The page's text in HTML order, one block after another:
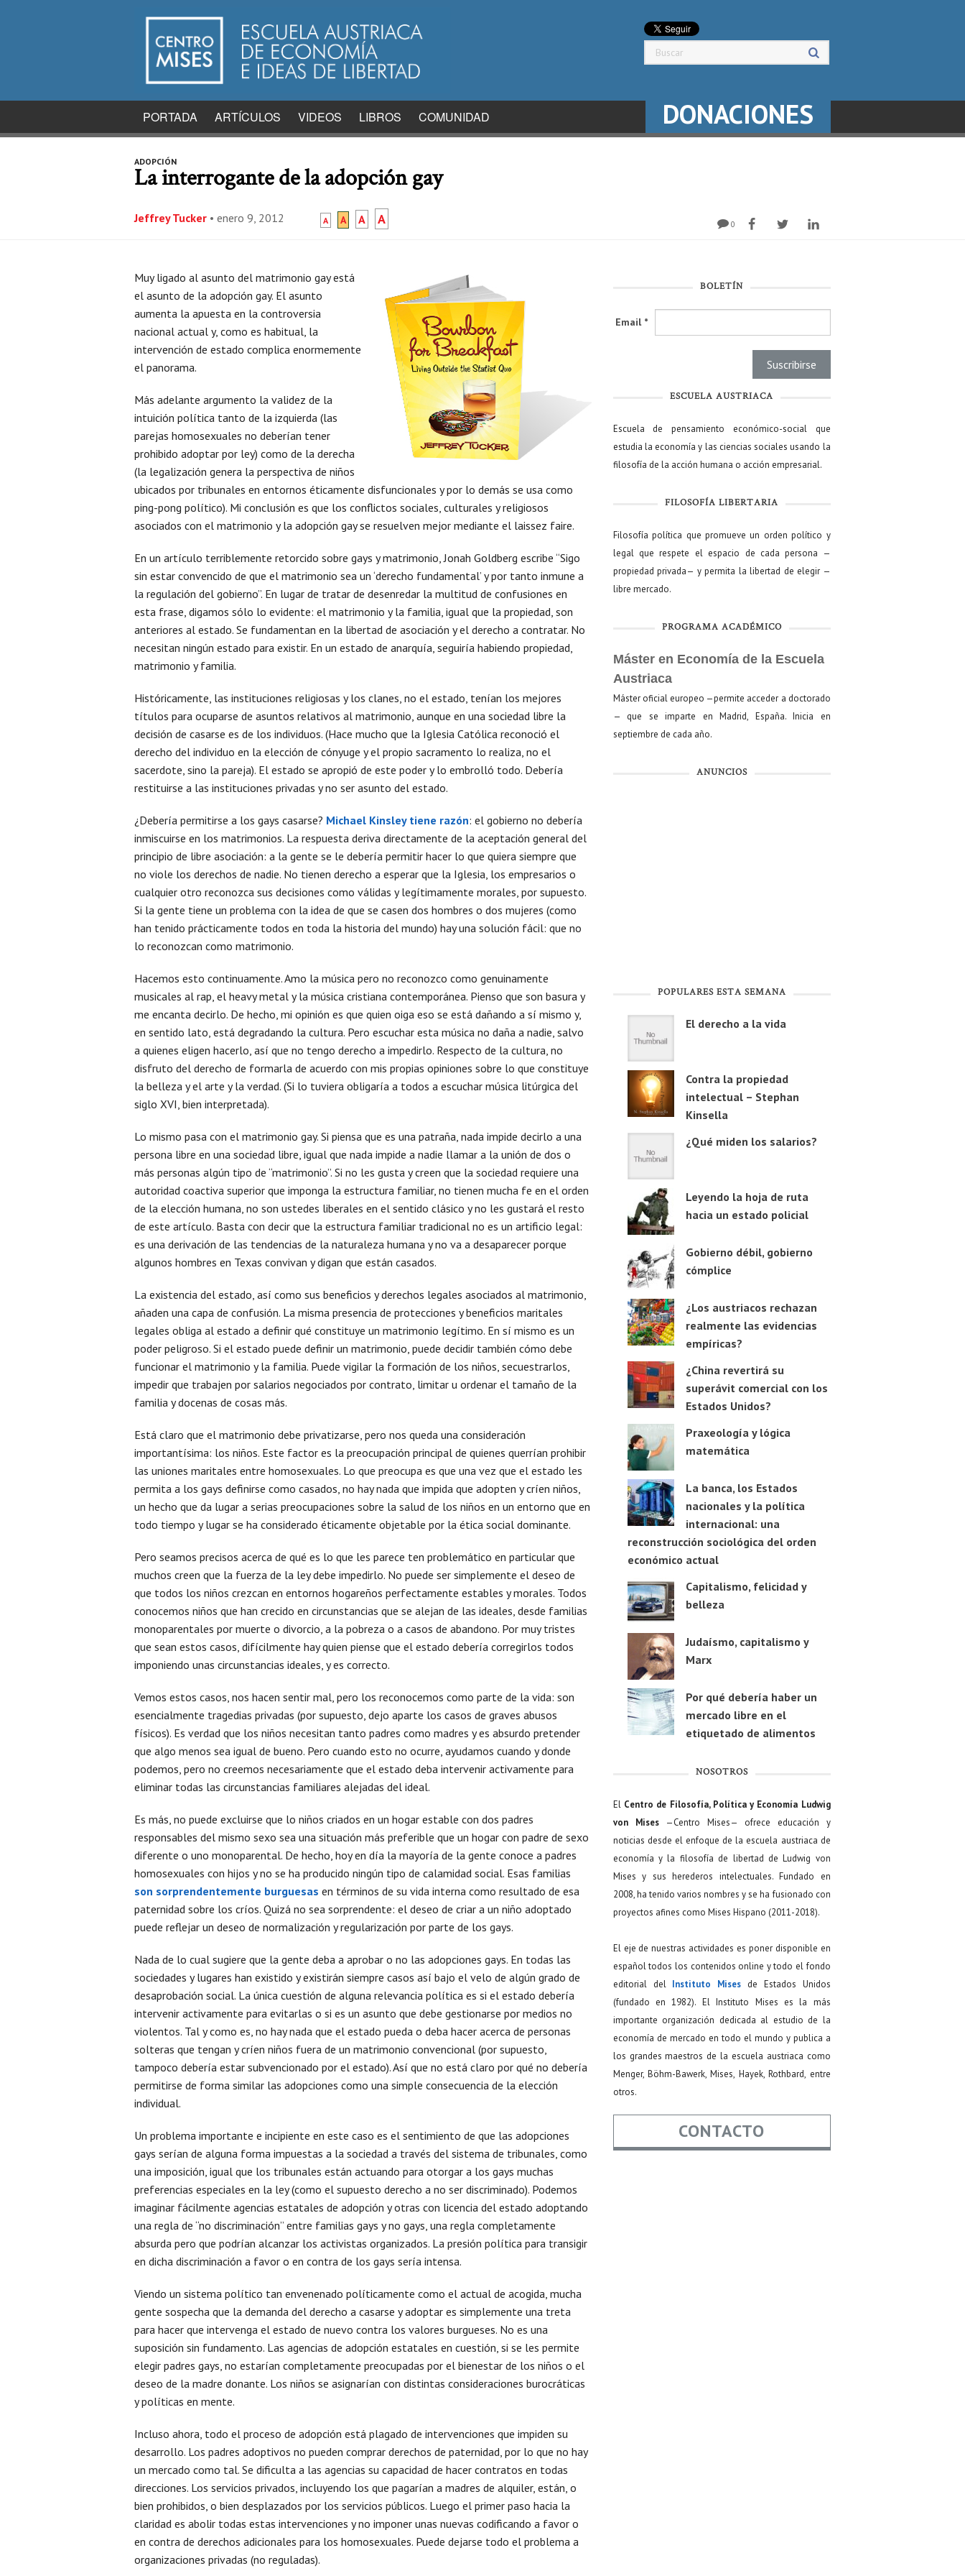
PORTADA ARTÍCULOS VIDEOS LIBROS COMUNIDAD DONACIONES
ADOPCIÓN
La interrogante de la adopción gay
Jeffrey Tucker • enero 9, 2012 A A A A 0
Muy ligado al asunto del matrimonio gay está
el asunto de la adopción gay. El asunto
aumenta la apuesta en la controversia
nacional actual y, como es habitual, la
intervención de estado complica enormemente
el panorama.
Más adelante argumento la validez de la
intuición política tanto de la izquierda (las
parejas homosexuales no deberían tener
prohibido adoptar por ley) como de la derecha
(la legalización genera la perspectiva de niños
ubicados por tribunales en entornos éticamente disfuncionales y por lo demás se usa como
ping-pong político). Mi conclusión es que los conflictos sociales, culturales y religiosos
asociados con el matrimonio y la adopción gay se resuelven mejor mediante el laissez faire.
En un artículo terriblemente retorcido sobre gays y matrimonio, Jonah Goldberg escribe “Sigo
sin estar convencido de que el matrimonio sea un ‘derecho fundamental’ y por tanto inmune a
la regulación del gobierno”. En lugar de tratar de desenredar la multitud de confusiones en
esta frase, digamos sólo lo evidente: el matrimonio y la familia, igual que la propiedad, son
anteriores al estado. Se fundamentan en la libertad de asociación y el derecho a contratar. No
necesitan ningún estado para existir. En un estado de anarquía, seguiría habiendo propiedad,
matrimonio y familia.
Históricamente, las instituciones religiosas y los clanes, no el estado, tenían los mejores
títulos para ocuparse de asuntos relativos al matrimonio, aunque en una sociedad libre la
decisión de casarse es de los individuos. (Hace mucho que la Iglesia Católica reconoció el
derecho del individuo en la elección de cónyuge y el propio sacramento lo realiza, no el
sacerdote, sino la pareja). El estado se apropió de este poder y lo embrolló todo. Debería
restituirse a las instituciones privadas y no ser asunto del estado.
¿Debería permitirse a los gays casarse? Michael Kinsley tiene razón: el gobierno no debería
inmiscuirse en los matrimonios. La respuesta deriva directamente de la aceptación general del
principio de libre asociación: a la gente se le debería permitir hacer lo que quiera siempre que
no viole los derechos de nadie. No tienen derecho a esperar que la Iglesia, los empresarios o
cualquier otro reconozca sus decisiones como válidas y legítimamente morales, por supuesto.
Si la gente tiene un problema con la idea de que se casen dos hombres o dos mujeres (como
han tenido prácticamente todos en toda la historia del mundo) hay una solución fácil: que no
lo reconozcan como matrimonio.
Hacemos esto continuamente. Amo la música pero no reconozco como genuinamente
musicales al rap, el heavy metal y la música cristiana contemporánea. Pienso que son basura y
me encanta decirlo. De hecho, mi opinión es que quien oiga eso se está dañando a sí mismo y,
en sentido lato, está degradando la cultura. Pero escuchar esta música no daña a nadie, salvo
a quienes eligen hacerlo, así que no tengo derecho a impedirlo. Respecto de la cultura, no
disfruto del derecho de formarla de acuerdo con mis propias opiniones sobre lo que constituye
la belleza y el arte y la verdad. (Si lo tuviera obligaría a todos a escuchar música litúrgica del
siglo XVI, bien interpretada).
Lo mismo pasa con el matrimonio gay. Si piensa que es una patraña, nada impide decirlo a una
persona libre en una sociedad libre, igual que nada impide a nadie llamar a la unión de dos o
más personas algún tipo de “matrimonio”. Si no les gusta y creen que la sociedad requiere una
autoridad coactiva superior que imponga la estructura familiar, no tienen mucha fe en el orden
de la elección humana, no son ustedes liberales en el sentido clásico y no les gustará el resto
de este artículo. Basta con decir que la estructura familiar tradicional no es un artificio legal:
es una derivación de las tendencias de la naturaleza humana y no va a desaparecer porque
algunos hombres en Texas convivan y digan que están casados.
La existencia del estado, así como sus beneficios y derechos legales asociados al matrimonio,
añaden una capa de confusión. La misma presencia de protecciones y beneficios maritales
legales obliga al estado a definir qué constituye un matrimonio legítimo. En sí mismo es un
poder peligroso. Si el estado puede definir un matrimonio, puede decidir también cómo debe
funcionar el matrimonio y la familia. Puede vigilar la formación de los niños, secuestrarlos,
impedir que trabajen por salarios negociados por contrato, limitar u ordenar el tamaño de la
familia y docenas de cosas más.
Está claro que el matrimonio debe privatizarse, pero nos queda una consideración
importantísima: los niños. Este factor es la preocupación principal de quienes querrían prohibir
las uniones maritales entre homosexuales. Lo que preocupa es que una vez que el estado les
permita a los gays definirse como casados, no hay nada que impida que adopten y críen niños,
un hecho que da lugar a serias preocupaciones sobre la salud de los niños en un entorno que en
todo tiempo y lugar se ha considerado éticamente objetable por la ética social dominante.
Pero seamos precisos acerca de qué es lo que les parece ten problemático en particular que
muchos creen que la fuerza de la ley debe impedirlo. No puede ser simplemente el deseo de
que todos los niños crezcan en entornos hogareños perfectamente estables y morales. Todos
conocemos niños que han crecido en circunstancias que se alejan de las ideales, desde familias
monoparentales por muerte o divorcio, a la pobreza o a casos de abandono. Por muy tristes
que sean estos casos, difícilmente hay quien piense que el estado debería corregirlos todos
imponiendo unas circunstancias ideales, y es correcto.
Vemos estos casos, nos hacen sentir mal, pero los reconocemos como parte de la vida: son
esencialmente tragedias privadas (por supuesto, dejo aparte los casos de graves abusos
físicos). Es verdad que los niños necesitan tanto padres como madres y es absurdo pretender
que algo menos sea igual de bueno. Pero cuando esto no ocurre, ayudamos cuando y donde
podemos, pero no creemos necesariamente que el estado deba intervenir activamente para
eliminar todas las circunstancias familiares alejadas del ideal.
Es más, no puede excluirse que lo niños criados en un hogar estable con dos padres
responsables del mismo sexo sea una situación más preferible que un hogar con padre de sexo
diferente o uno monoparental. De hecho, hoy en día la mayoría de la gente conoce a padres
homosexuales con hijos y no se ha producido ningún tipo de calamidad social. Esas familias
son sorprendentemente burguesas en términos de su vida interna como resultado de esa
paternidad sobre los críos. Quizá no sea sorprendente: el deseo de criar a un niño adoptado
puede reflejar un deseo de normalización y regularización por parte de los gays.
Nada de lo cual sugiere que la gente deba a aprobar o no las adopciones gays. En todas las
sociedades y lugares han existido y existirán siempre casos así bajo el velo de algún grado de
desaprobación social. La única cuestión de alguna relevancia política es si el estado debería
intervenir activamente para evitarlas o si es un asunto que debe gestionarse por medios no
violentos. Tal y como es, no hay nada que el estado pueda o deba hacer acerca de personas
solteras que tengan y críen niños fuera de un matrimonio convencional (por supuesto,
tampoco debería estar subvencionado por el estado). Así que no está claro por qué no debería
permitirse de forma similar las adopciones como una simple consecuencia de la elección
individual.
Un problema importante e incipiente en este caso es el sentimiento de que las adopciones
gays serían de alguna forma impuestas a la sociedad a través del sistema de tribunales, como
una imposición, igual que los tribunales están actuando para otorgar a los gays muchas
preferencias especiales en la ley (como el supuesto derecho a no ser discriminado). Podemos
imaginar fácilmente agencias estatales de adopción y otras con licencia del estado adoptando
una regla de “no discriminación” entre familias gays y no gays, una regla completamente
absurda pero que podrían alcanzar los activistas organizados. La presión política para transigir
en dicha discriminación a favor o en contra de los gays sería intensa.
Viendo un sistema político tan envenenado políticamente como el actual de acogida, mucha
gente sospecha que la demanda del derecho a casarse y adoptar es simplemente una treta
para hacer que intervenga el estado de nuevo contra los valores burgueses. No es una
suposición sin fundamento. Las agencias de adopción estatales en cuestión, si se les permite
elegir padres gays, no estarían completamente preocupadas por el bienestar de los niños o el
deseo de la madre donante. Los niños se asignarían con distintas consideraciones burocráticas
y políticas en mente.
Incluso ahora, todo el proceso de adopción está plagado de intervenciones que impiden su
desarrollo. Los padres adoptivos no pueden comprar derechos de paternidad, por lo que no hay
un mercado como tal. Se dificulta a las agencias su capacidad de hacer contratos en todas
direcciones. Los servicios privados, incluyendo los que pagarían a madres de alquiler, están, o
bien prohibidos, o bien desplazados por los servicios públicos. Luego el primer paso hacia la
claridad es abolir todas estas intervenciones y no imponer unas nuevas codificando a favor o
en contra de derechos adicionales para los homosexuales. Puede dejarse todo el problema a
organizaciones privadas (no reguladas).
BOLETÍN
Email *
ESCUELA AUSTRIACA
Escuela de pensamiento económico-social que
estudia la economía y las ciencias sociales usando la
filosofía de la acción humana o acción empresarial.
FILOSOFÍA LIBERTARIA
Filosofía política que promueve un orden político y
legal que respete el espacio de cada persona —
propiedad privada— y permita la libertad de elegir —
libre mercado.
PROGRAMA ACADÉMICO
Máster en Economía de la Escuela
Austriaca
Máster oficial europeo —permite acceder a doctorado
— que se imparte en Madrid, España. Inicia en
septiembre de cada año.
ANUNCIOS
POPULARES ESTA SEMANA
El derecho a la vida
Contra la propiedad
intelectual – Stephan
Kinsella
¿Qué miden los salarios?
Leyendo la hoja de ruta
hacia un estado policial
Gobierno débil, gobierno
cómplice
¿Los austriacos rechazan
realmente las evidencias
empíricas?
¿China revertirá su
superávit comercial con los
Estados Unidos?
Praxeología y lógica
matemática
La banca, los Estados
nacionales y la política
internacional: una
reconstrucción sociológica del orden
económico actual
Capitalismo, felicidad y
belleza
Judaísmo, capitalismo y
Marx
Por qué debería haber un
mercado libre en el
etiquetado de alimentos
NOSOTROS
El Centro de Filosofía, Política y Economía Ludwig
von Mises—Centro Mises— ofrece educación y
noticias desde el enfoque de la escuela austriaca de
economía y la filosofía de libertad de Ludwig von
Mises y sus herederos intelectuales. Fundado en
2008, ha tenido varios nombres y se ha fusionado con
proyectos afines como Mises Hispano (2011-2018).
El eje de nuestras actividades es poner disponible en
español todos los contenidos online y todo el fondo
editorial del Instituto Mises de Estados Unidos
(fundado en 1982). El Instituto Mises es la más
importante organización dedicada al estudio de la
economía de mercado en todo el mundo y publica a
los grandes maestros de la escuela austriaca como
Menger, Böhm-Bawerk, Mises, Hayek, Rothbard, entre
otros.
CONTACTO